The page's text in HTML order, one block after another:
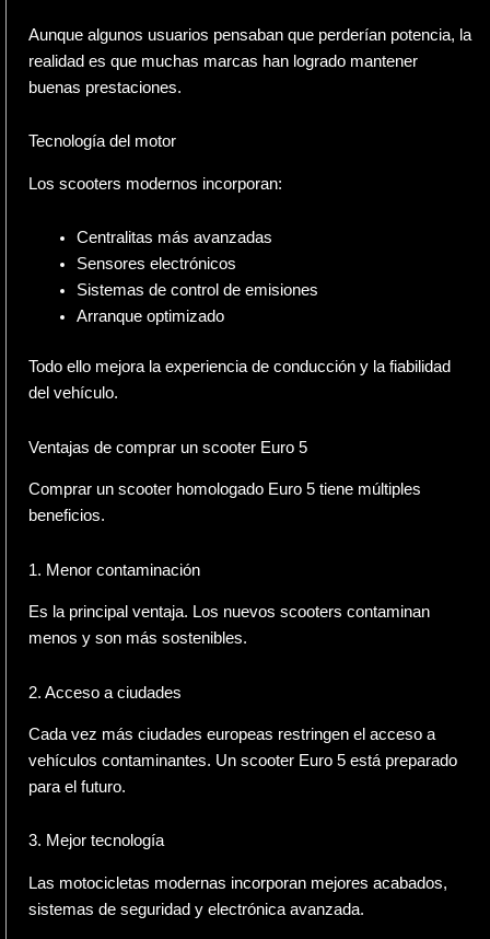
Aunque algunos usuarios pensaban que perderían potencia, la
realidad es que muchas marcas han logrado mantener
buenas prestaciones.
Tecnología del motor
Los scooters modernos incorporan:
Centralitas más avanzadas
Sensores electrónicos
Sistemas de control de emisiones
Arranque optimizado
Todo ello mejora la experiencia de conducción y la fiabilidad
del vehículo.
Ventajas de comprar un scooter Euro 5
Comprar un scooter homologado Euro 5 tiene múltiples
beneficios.
1. Menor contaminación
Es la principal ventaja. Los nuevos scooters contaminan
menos y son más sostenibles.
2. Acceso a ciudades
Cada vez más ciudades europeas restringen el acceso a
vehículos contaminantes. Un scooter Euro 5 está preparado
para el futuro.
3. Mejor tecnología
Las motocicletas modernas incorporan mejores acabados,
sistemas de seguridad y electrónica avanzada.